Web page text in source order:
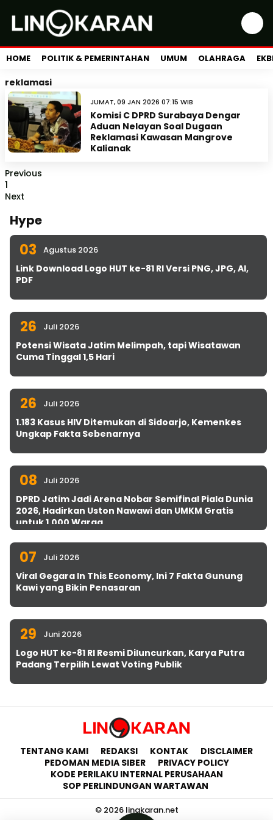
HOME POLITIK & PEMERINTAHAN UMUM OLAHRAGA
reklamasi
JUMAT, 09 JAN 2026 07:15 WIB
Komisi C DPRD Surabaya Dengar
Aduan Nelayan Soal Dugaan
Reklamasi Kawasan Mangrove
Kalianak
Previous
1
Next
Hype
03 Agustus 2026
Link Download Logo HUT ke-81 RI Versi PNG, JPG, AI,
PDF
26 Juli 2026
Potensi Wisata Jatim Melimpah, tapi Wisatawan
Cuma Tinggal 1,5 Hari
26 Juli 2026
1.183 Kasus HIV Ditemukan di Sidoarjo, Kemenkes
Ungkap Fakta Sebenarnya
08 Juli 2026
DPRD Jatim Jadi Arena Nobar Semifinal Piala Dunia
2026, Hadirkan Uston Nawawi dan UMKM Gratis
untuk 1.000 Warga
07 Juli 2026
Viral Gegara In This Economy, Ini 7 Fakta Gunung
Kawi yang Bikin Penasaran
29 Juni 2026
Logo HUT ke-81 RI Resmi Diluncurkan, Karya Putra
Padang Terpilih Lewat Voting Publik
TENTANG KAMI REDAKSI KONTAK
DISCLAIMER
PEDOMAN MEDIA SIBER
PRIVACY POLICY
KODE PERILAKU INTERNAL PERUSAHAAN
SOP PERLINDUNGAN WARTAWAN
© 2026 lingkaran.net